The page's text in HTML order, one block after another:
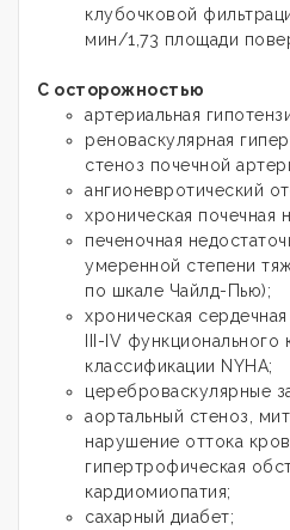
клубочковой
мин/1,73 площади
С осторожностью
артериальная
реноваскулярная
стеноз почечной
ангионевротический
хроническая почечная
печеночная
умеренной степени
по шкале Чайлд-Пью);
хроническая
III-IV функционального
классификации NYHA;
цереброваскулярные
аортальный стеноз,
нарушение оттока
гипертрофическая
кардиомиопатия;
сахарный диабет;